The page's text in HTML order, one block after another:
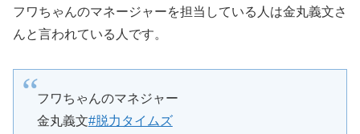
フワちゃんのマネージャーを担当している人は金丸義文さ
んと言われている人です。
フワちゃんのマネジャー
金丸義文#脱力タイムズ